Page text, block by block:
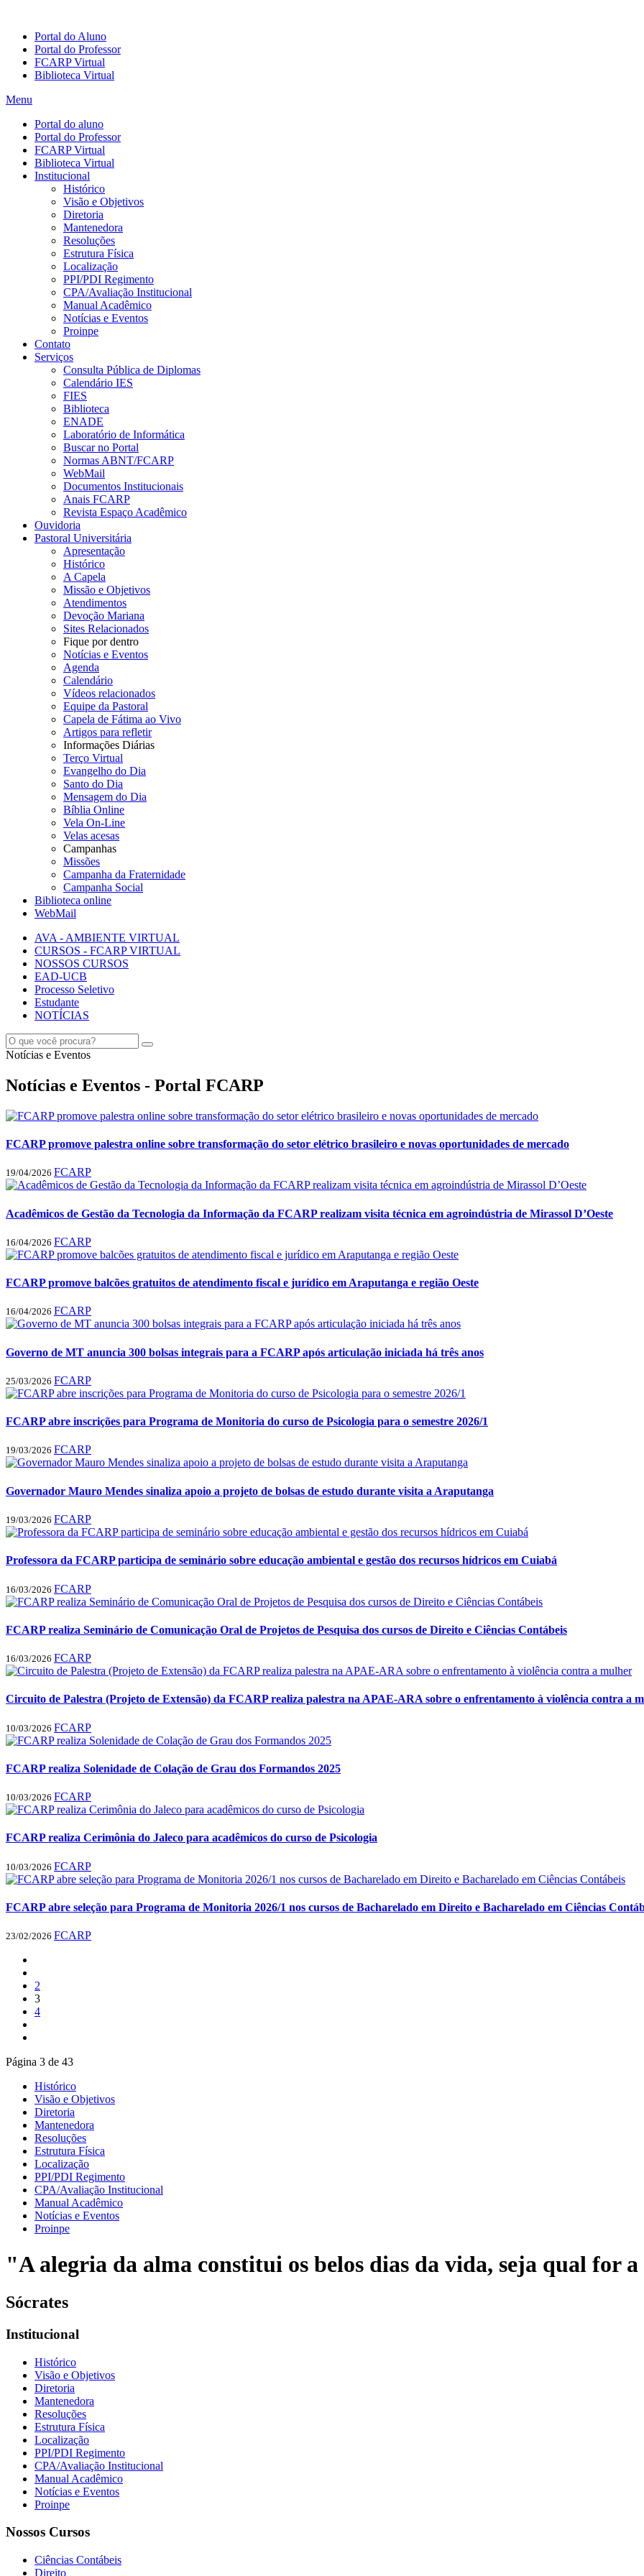
Portal do Aluno
Portal do Professor
FCARP Virtual
Biblioteca Virtual
Menu
Portal do aluno
Portal do Professor
FCARP Virtual
Biblioteca Virtual
Institucional
Histórico
Visão e Objetivos
Diretoria
Mantenedora
Resoluções
Estrutura Física
Localização
PPI/PDI Regimento
CPA/Avaliação Institucional
Manual Acadêmico
Notícias e Eventos
Proinpe
Contato
Serviços
Consulta Pública de Diplomas
Calendário IES
FIES
Biblioteca
ENADE
Laboratório de Informática
Buscar no Portal
Normas ABNT/FCARP
WebMail
Documentos Institucionais
Anais FCARP
Revista Espaço Acadêmico
Ouvidoria
Pastoral Universitária
Apresentação
Histórico
A Capela
Missão e Objetivos
Atendimentos
Devoção Mariana
Sites Relacionados
Fique por dentro
Notícias e Eventos
Agenda
Calendário
Vídeos relacionados
Equipe da Pastoral
Capela de Fátima ao Vivo
Artigos para refletir
Informações Diárias
Terço Virtual
Evangelho do Dia
Santo do Dia
Mensagem do Dia
Bíblia Online
Vela On-Line
Velas acesas
Campanhas
Missões
Campanha da Fraternidade
Campanha Social
Biblioteca online
WebMail
AVA - AMBIENTE VIRTUAL
CURSOS - FCARP VIRTUAL
NOSSOS CURSOS
EAD-UCB
Processo Seletivo
Estudante
NOTÍCIAS
Notícias e Eventos
Notícias e Eventos - Portal FCARP
FCARP promove palestra online sobre transformação do setor elétrico brasileiro e novas oportunidades de mercado
19/04/2026 FCARP
Acadêmicos de Gestão da Tecnologia da Informação da FCARP realizam visita técnica em agroindústria de Mirassol D’Oeste
16/04/2026 FCARP
FCARP promove balcões gratuitos de atendimento fiscal e jurídico em Araputanga e região Oeste
16/04/2026 FCARP
Governo de MT anuncia 300 bolsas integrais para a FCARP após articulação iniciada há três anos
25/03/2026 FCARP
FCARP abre inscrições para Programa de Monitoria do curso de Psicologia para o semestre 2026/1
19/03/2026 FCARP
Governador Mauro Mendes sinaliza apoio a projeto de bolsas de estudo durante visita a Araputanga
19/03/2026 FCARP
Professora da FCARP participa de seminário sobre educação ambiental e gestão dos recursos hídricos em Cuiabá
16/03/2026 FCARP
FCARP realiza Seminário de Comunicação Oral de Projetos de Pesquisa dos cursos de Direito e Ciências Contábeis
16/03/2026 FCARP
Circuito de Palestra (Projeto de Extensão) da FCARP realiza palestra na APAE-ARA sobre o enfrentamento à violência contra a
10/03/2026 FCARP
FCARP realiza Solenidade de Colação de Grau dos Formandos 2025
10/03/2026 FCARP
FCARP realiza Cerimônia do Jaleco para acadêmicos do curso de Psicologia
10/03/2026 FCARP
FCARP abre seleção para Programa de Monitoria 2026/1 nos cursos de Bacharelado em Direito e Bacharelado em Ciências
23/02/2026 FCARP
2
3
4
Página 3 de 43
Histórico
Visão e Objetivos
Diretoria
Mantenedora
Resoluções
Estrutura Física
Localização
PPI/PDI Regimento
CPA/Avaliação Institucional
Manual Acadêmico
Notícias e Eventos
Proinpe
"A alegria da alma constitui os belos dias da vida, seja qual for a
Sócrates
Institucional
Histórico
Visão e Objetivos
Diretoria
Mantenedora
Resoluções
Estrutura Física
Localização
PPI/PDI Regimento
CPA/Avaliação Institucional
Manual Acadêmico
Notícias e Eventos
Proinpe
Nossos Cursos
Ciências Contábeis
Direito